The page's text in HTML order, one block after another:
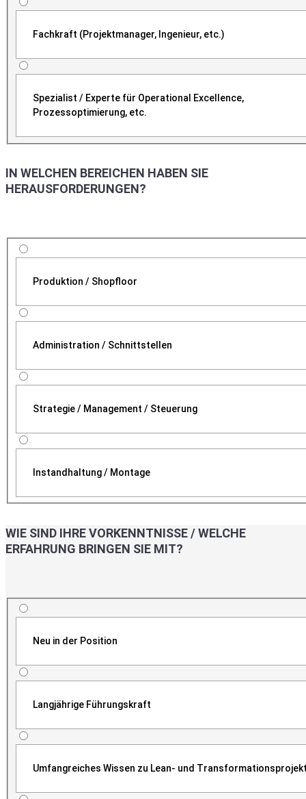
Fachkraft (Projektmanager, Ingenieur, etc.)
Spezialist / Experte für Operational Excellence,
Prozessoptimierung, etc.
IN WELCHEN BEREICHEN HABEN SIE
HERAUSFORDERUNGEN?
Produktion / Shopfloor
Administration / Schnittstellen
Strategie / Management / Steuerung
Instandhaltung / Montage
WIE SIND IHRE VORKENNTNISSE / WELCHE
ERFAHRUNG BRINGEN SIE MIT?
Neu in der Position
Langjährige Führungskraft
Umfangreiches Wissen zu Lean- und